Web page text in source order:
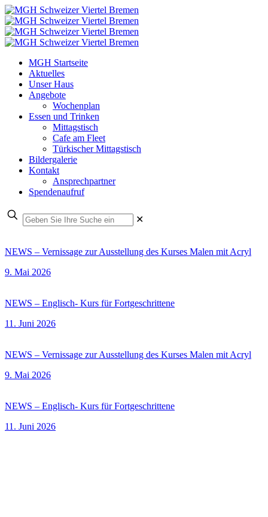
MGH Startseite
Aktuelles
Unser Haus
Angebote
Wochenplan
Essen und Trinken
Mittagstisch
Cafe am Fleet
Türkischer Mittagstisch
Bildergalerie
Kontakt
Ansprechpartner
Spendenaufruf
✕
NEWS – Vernissage zur Ausstellung des Kurses Malen mit Acryl
9. Mai 2026
NEWS – Englisch- Kurs für Fortgeschrittene
11. Juni 2026
NEWS – Vernissage zur Ausstellung des Kurses Malen mit Acryl
9. Mai 2026
NEWS – Englisch- Kurs für Fortgeschrittene
11. Juni 2026